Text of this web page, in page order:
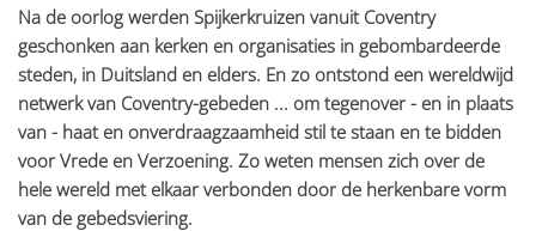
Na de oorlog werden Spijkerkruizen vanuit Coventry
geschonken aan kerken en organisaties in gebombardeerde
steden, in Duitsland en elders. En zo ontstond een wereldwijd
netwerk van Coventry-gebeden ... om tegenover - en in plaats
van - haat en onverdraagzaamheid stil te staan en te bidden
voor Vrede en Verzoening. Zo weten mensen zich over de
hele wereld met elkaar verbonden door de herkenbare vorm
van de gebedsviering.